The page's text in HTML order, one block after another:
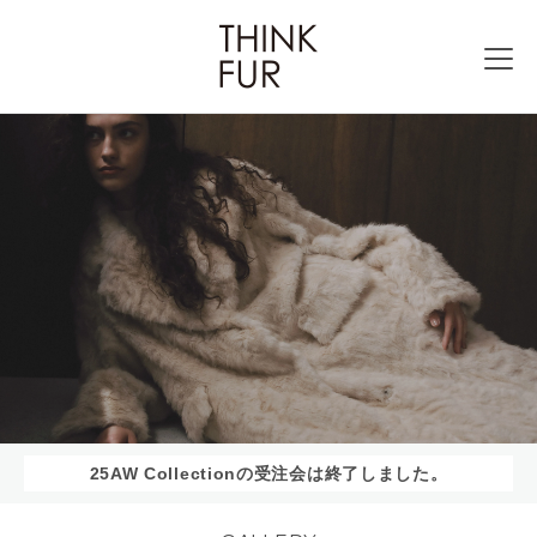
25AW Collectionの受注会は終了しました。